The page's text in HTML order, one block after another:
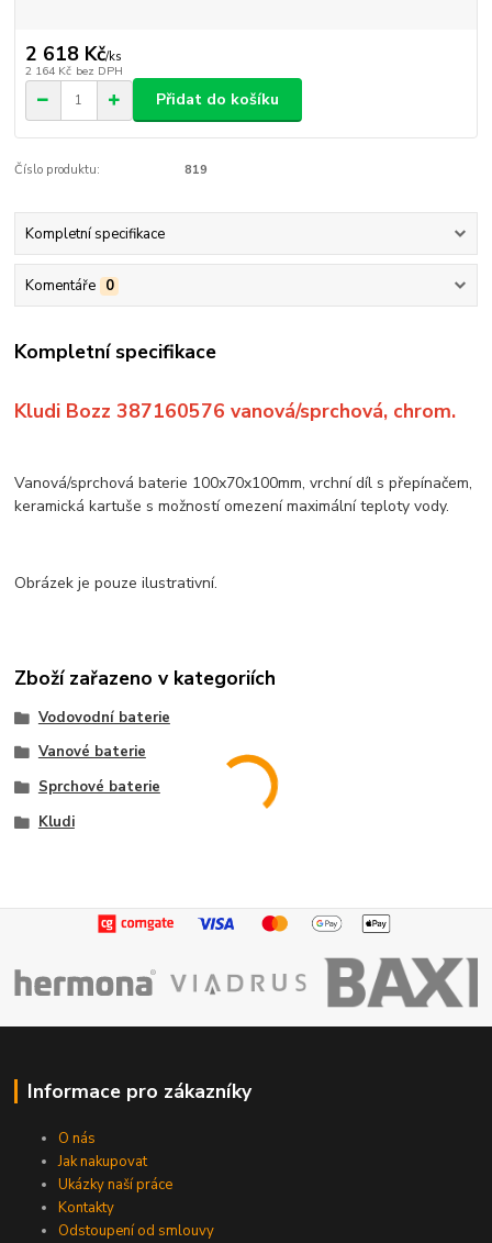
2 618 Kč/ks
2 164 Kč bez DPH
Přidat do košíku
Číslo produktu: 819
Kompletní specifikace
Komentáře 0
Kompletní specifikace
Kludi Bozz 387160576 vanová/sprchová, chrom.
Vanová/sprchová baterie 100x70x100mm, vrchní díl s přepínačem,
keramická kartuše s možností omezení maximální teploty vody.
Obrázek je pouze ilustrativní.
Zboží zařazeno v kategoriích
Vodovodní baterie
Vanové baterie
Sprchové baterie
Kludi
Informace pro zákazníky
O nás
Jak nakupovat
Ukázky naší práce
Kontakty
Odstoupení od smlouvy